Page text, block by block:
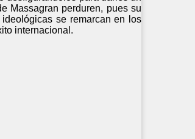
Massagran perduren, pues su
se remarcan en los
internacional.